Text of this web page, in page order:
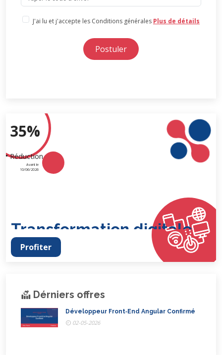
J'ai lu et j'accepte les Conditions générales Plus de détails
Postuler
35%
Réduction
Avant le
10/06/2026
Transformation digitale
Profiter
Dérniers offres
Développeur Front‑End Angular Confirmé
02-05-2026